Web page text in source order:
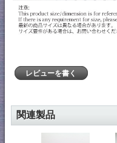
レビューを書く
関連製品